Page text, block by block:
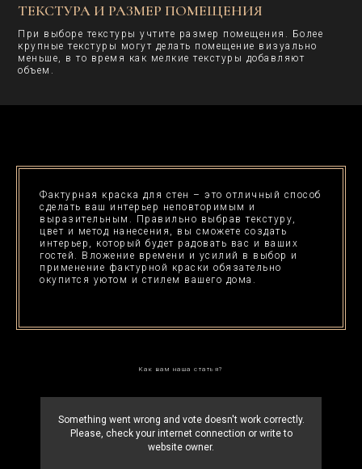
ТЕКСТУРА И РАЗМЕР ПОМЕЩЕНИЯ
При выборе текстуры учтите размер помещения. Более
крупные текстуры могут делать помещение визуально
меньше, в то время как мелкие текстуры добавляют
объем.
Фактурная краска для стен – это отличный способ
сделать ваш интерьер неповторимым и
выразительным. Правильно выбрав текстуру,
цвет и метод нанесения, вы сможете создать
интерьер, который будет радовать вас и ваших
гостей. Вложение времени и усилий в выбор и
применение фактурной краски обязательно
окупится уютом и стилем вашего дома.
Как вам наша статья?
Something went wrong and vote doesn't work correctly.
Please, check your internet connection or write to
website owner.
Стеновые
г. Самара,
+7 (993) 469-03-66
Отправьте заявку и мы свяжемся с вами
так быстро, насколько это возможно!
3D-Панели
Древесная
Травертин
Мрамор
Замша
г. Москва, ул. Нижняя
Сыромятническая 10,
стр 2 вход 2Б, этаж 1
Связаться